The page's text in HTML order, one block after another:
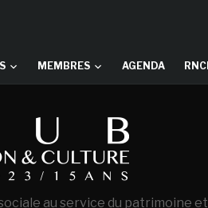
MEMBRES AGENDA RNCI
au service du patrimoine